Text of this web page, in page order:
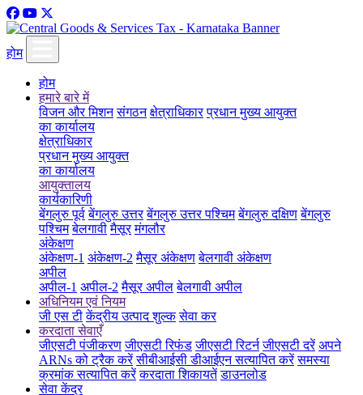
होम
होम
हमारे बारे में
विजन और मिशन संगठन क्षेत्राधिकार प्रधान मुख्य आयुक्त
का कार्यालय
क्षेत्राधिकार
प्रधान मुख्य आयुक्त
का कार्यालय
आयुक्तालय
कार्यकारिणी
बेंगलुरु पूर्व बेंगलुरु उत्तर बेंगलुरु उत्तर पश्चिम बेंगलुरु दक्षिण बेंगलुरु
पश्चिम बेलगावी मैसूर मंगलौर
अंकेक्षण
अंकेक्षण-1 अंकेक्षण-2 मैसूर अंकेक्षण बेलगावी अंकेक्षण
अपील
अपील-1 अपील-2 मैसूर अपील बेलगावी अपील
अधिनियम एवं नियम
जी एस टी केंद्रीय उत्पाद शुल्क सेवा कर
करदाता सेवाएँ
जीएसटी पंजीकरण जीएसटी रिफंड जीएसटी रिटर्न जीएसटी दरें अपने
ARNs को ट्रैक करें सीबीआईसी डीआईएन सत्यापित करें समस्या
क्रमांक सत्यापित करें करदाता शिकायतें डाउनलोड
सेवा केंद्र